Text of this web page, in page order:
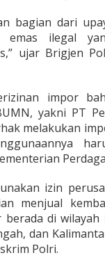
bagian dari
emas ilegal
ujar Brigjen
impor
yakni PT
melakukan
izin
menjual
di wilayah
dan
Polri.